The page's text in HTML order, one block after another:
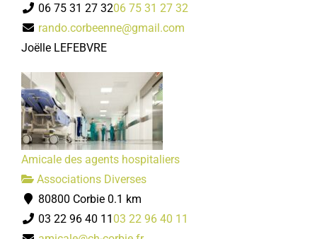
06 75 31 27 3206 75 31 27 32
rando.corbeenne@gmail.com
Joëlle LEFEBVRE
Amicale des agents hospitaliers
Associations Diverses
80800 Corbie 0.1 km
03 22 96 40 11 03 22 96 40 11